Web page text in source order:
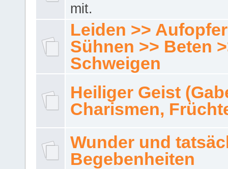
mit.
Leiden >>
Sühnen >> Beten
Schweigen
Heiliger Geist
Charismen,
Wunder und
Begebenheiten